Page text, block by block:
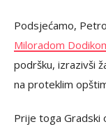
Podsjećamo,
Miloradom
podršku, izrazivši
na proteklim
Prije toga Gradski